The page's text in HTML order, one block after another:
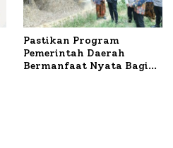
Pastikan Program
Pemerintah Daerah
Bermanfaat Nyata Bagi